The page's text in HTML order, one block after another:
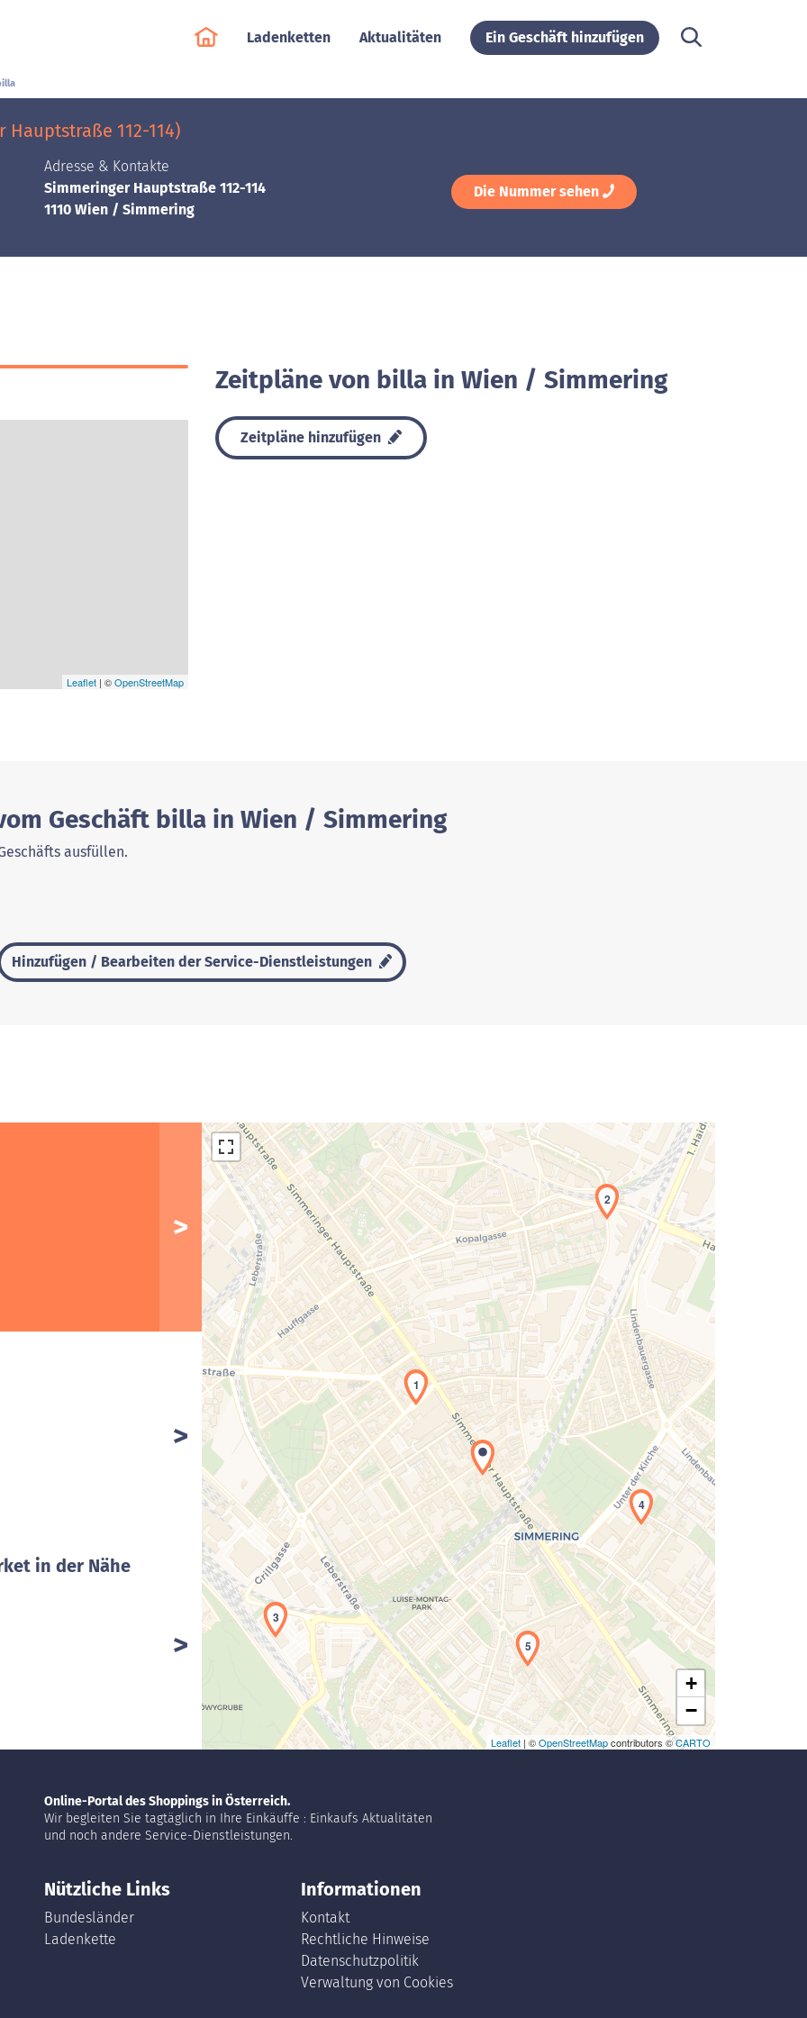
Ladenketten Aktualitäten Ein Geschäft hinzufügen
112-114)
Adresse & Kontakte
Simmeringer Hauptstraße 112-114
1110 Wien / Simmering
Die Nummer sehen
Leaflet | ©OpenStreetMap
Zeitpläne von billa in Wien / Simmering
Zeitpläne hinzufügen
Geschäft billa in Wien / Simmering
ausfüllen.
Hinzufügen / Bearbeiten der Service-Dienstleistungen
in der Nähe
Laden der Karte...
1
2
3
4
5
+
−
Leaflet | ©OpenStreetMapcontributors ©CARTO
Online-Portal des Shoppings in Österreich.
Wir begleiten Sie tagtäglich in Ihre Einkäuffe : Einkaufs Aktualitäten
und noch andere Service-Dienstleistungen.
Nützliche Links
Bundesländer
Ladenkette
Informationen
Kontakt
Rechtliche Hinweise
Datenschutzpolitik
Verwaltung von Cookies